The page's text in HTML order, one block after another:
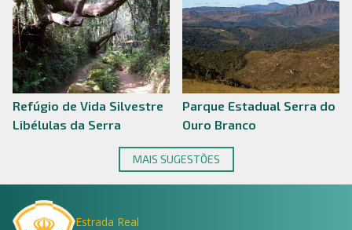
Refúgio de Vida Silvestre
Libélulas da Serra
Parque Estadual Serra do
Ouro Branco
MAIS SUGESTÕES
Estrada Real